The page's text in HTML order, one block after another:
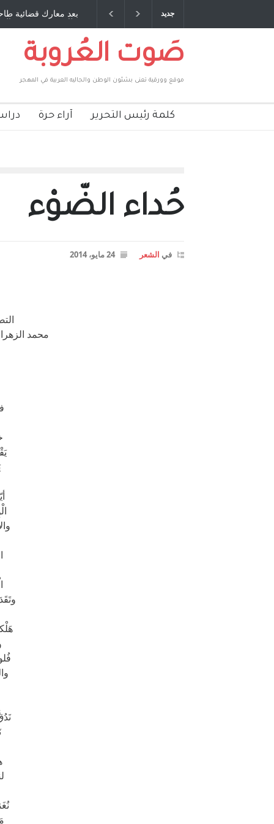
جديد بعد معارك قضائية طاحنة كتب
طارق يوسف يقهر الحكومة
مخلوف : بقلم : سعد الله
صَوت العُروبة
موقع وورقية تعنى بشئون الوطن والجاليه العربية في المهجر
كلمة رئيس التحرير آراء حرة
حُداء الضّوْء
في الشعر 24 مايو، 2014
محمد